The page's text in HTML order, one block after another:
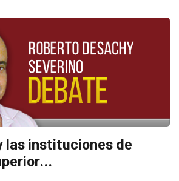
las instituciones de